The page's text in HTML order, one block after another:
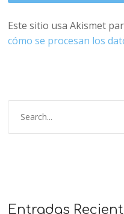
Este sitio usa Akismet
cómo se procesan los
Entradas